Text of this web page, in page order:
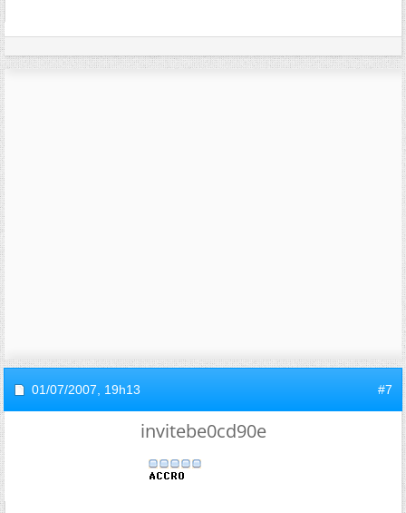
01/07/2007, 19h13 #7
invitebe0cd90e